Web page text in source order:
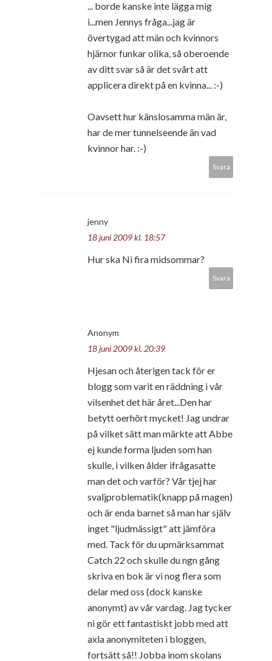
... borde kanske inte lägga mig
i...men Jennys fråga...jag är
övertygad att män och kvinnors
hjärnor funkar olika, så oberoende
av ditt svar så är det svårt att
applicera direkt på en kvinna... :-)
Oavsett hur känslosamma män är,
har de mer tunnelseende än vad
kvinnor har. :-)
Svara
jenny
18 juni 2009 kl. 18:57
Hur ska Ni fira midsommar?
Svara
Anonym
18 juni 2009 kl. 20:39
Hjesan och återigen tack för er
blogg som varit en räddning i vår
vilsenhet det här året...Den har
betytt oerhört mycket! Jag undrar
på vilket sätt man märkte att Abbe
ej kunde forma ljuden som han
skulle, i vilken ålder ifrågasatte
man det och varför? Vår tjej har
svaljproblematik(knapp på magen)
och är enda barnet så man har själv
inget "ljudmässigt" att jämföra
med. Tack för du upmärksammat
Catch 22 och skulle du ngn gång
skriva en bok är vi nog flera som
delar med oss (dock kanske
anonymt) av vår vardag. Jag tycker
ni gör ett fantastiskt jobb med att
axla anonymiteten i bloggen,
fortsätt så!! Jobba inom skolans